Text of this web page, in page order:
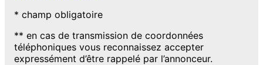
* champ obligatoire
** en cas de transmission de coordonnées
téléphoniques vous reconnaissez accepter
expressément d’être rappelé par l’annonceur.